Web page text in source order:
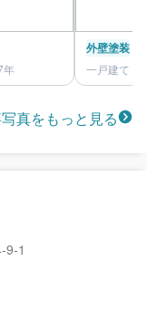
年
外壁塗装
一戸建て /
真をもっと見る
9-1